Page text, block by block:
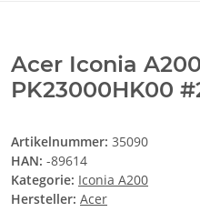
Acer Iconia
PK23000HK00
Artikelnummer: 35090
HAN: -89614
Kategorie: Iconia A200
Hersteller: Acer